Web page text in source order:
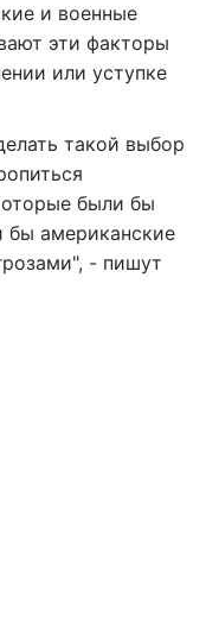
и военные
эти факторы
или уступке
такой выбор
были бы
бы американские
- пишут